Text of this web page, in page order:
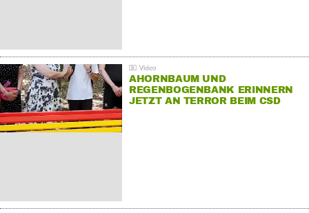
AHORNBAUM UND
REGENBOGENBANK ERINNERN
JETZT AN TERROR BEIM CSD